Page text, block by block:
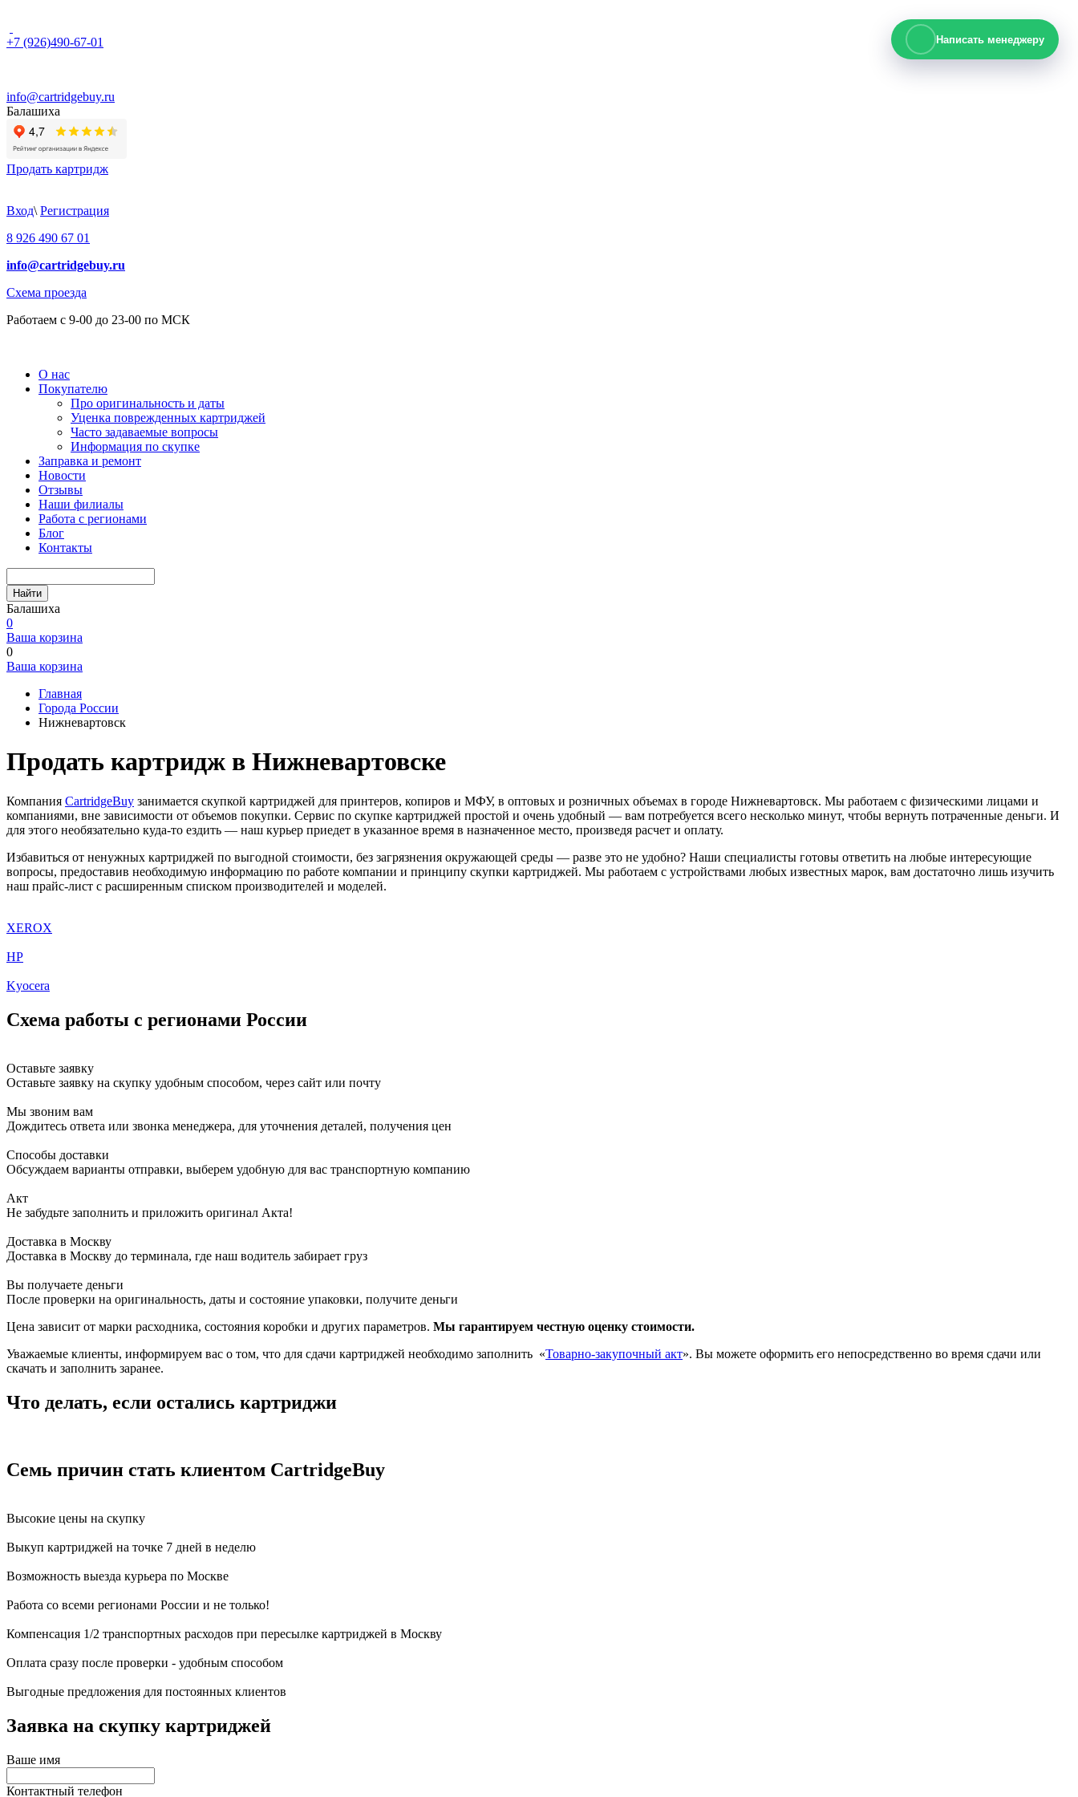
+7 (926)490-67-01
info@cartridgebuy.ru
Балашиха
Продать картридж
Вход\ Регистрация
8 926 490 67 01
info@cartridgebuy.ru
Схема проезда
Работаем с 9-00 до 23-00 по МСК
О нас
Покупателю
Про оригинальность и даты
Уценка поврежденных картриджей
Часто задаваемые вопросы
Информация по скупке
Заправка и ремонт
Новости
Отзывы
Наши филиалы
Работа с регионами
Блог
Контакты
Найти
Балашиха
0
Ваша корзина
0
Ваша корзина
Главная
Города России
Нижневартовск
Продать картридж в Нижневартовске
Компания CartridgeBuy занимается скупкой картриджей для принтеров, копиров и МФУ, в оптовых и розничных объемах в городе Нижневартовск. Мы работаем с физическими лицами и
компаниями, вне зависимости от объемов покупки. Сервис по скупке картриджей простой и очень удобный — вам потребуется всего несколько минут, чтобы вернуть потраченные деньги. И
для этого необязательно куда-то ездить — наш курьер приедет в указанное время в назначенное место, произведя расчет и оплату.
Избавиться от ненужных картриджей по выгодной стоимости, без загрязнения окружающей среды — разве это не удобно? Наши специалисты готовы ответить на любые интересующие
вопросы, предоставив необходимую информацию по работе компании и принципу скупки картриджей. Мы работаем с устройствами любых известных марок, вам достаточно лишь изучить
наш прайс-лист с расширенным списком производителей и моделей.
XEROX
HP
Kyocera
Схема работы с регионами России
Оставьте заявку
Оставьте заявку на скупку удобным способом, через сайт или почту
Мы звоним вам
Дождитесь ответа или звонка менеджера, для уточнения деталей, получения цен
Способы доставки
Обсуждаем варианты отправки, выберем удобную для вас транспортную компанию
Акт
Не забудьте заполнить и приложить оригинал Акта!
Доставка в Москву
Доставка в Москву до терминала, где наш водитель забирает груз
Вы получаете деньги
После проверки на оригинальность, даты и состояние упаковки, получите деньги
Цена зависит от марки расходника, состояния коробки и других параметров. Мы гарантируем честную оценку стоимости.
Уважаемые клиенты, информируем вас о том, что для сдачи картриджей необходимо заполнить «Товарно-закупочный акт». Вы можете оформить его непосредственно во время сдачи или
скачать и заполнить заранее.
Что делать, если остались картриджи
Семь причин стать клиентом CartridgeBuy
Высокие цены на скупку
Выкуп картриджей на точке 7 дней в неделю
Возможность выезда курьера по Москве
Работа со всеми регионами России и не только!
Компенсация 1/2 транспортных расходов при пересылке картриджей в Москву
Оплата сразу после проверки - удобным способом
Выгодные предложения для постоянных клиентов
Заявка на скупку картриджей
Ваше имя
Контактный телефон
Написать менеджеру